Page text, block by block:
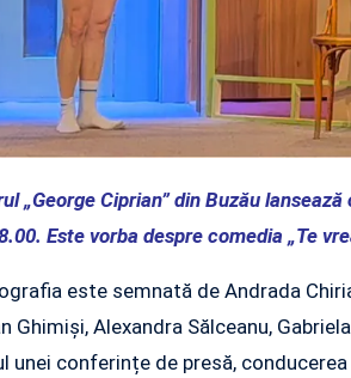
„George Ciprian” din Buzău
Este vorba despre comedia „Te
este semnată de Andrada
Ghimiși, Alexandra Sălceanu,
unei conferințe de presă,